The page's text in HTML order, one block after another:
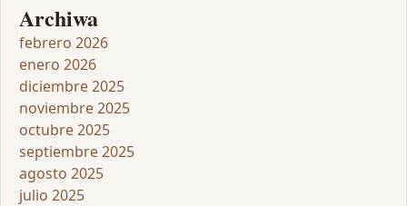
Archiwa
febrero 2026
enero 2026
diciembre 2025
noviembre 2025
octubre 2025
septiembre 2025
agosto 2025
julio 2025